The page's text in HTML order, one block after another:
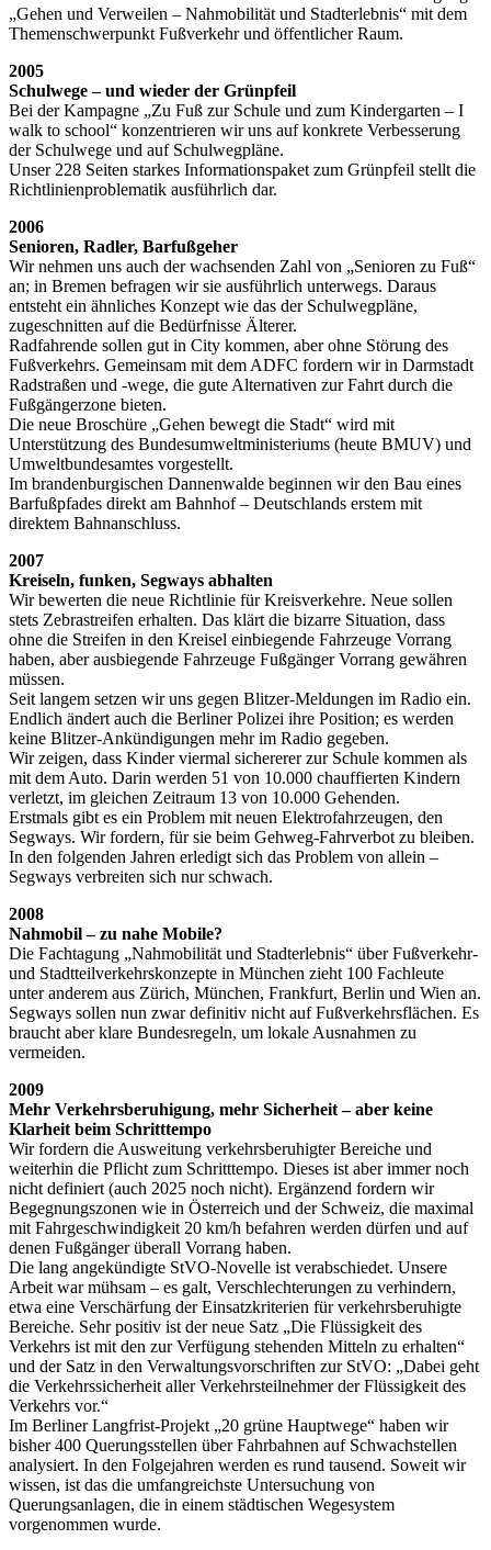
„Gehen und Verweilen – Nahmobilität und Stadterlebnis“ mit dem
Themenschwerpunkt Fußverkehr und öffentlicher Raum.
2005
Schulwege – und wieder der Grünpfeil
Bei der Kampagne „Zu Fuß zur Schule und zum Kindergarten – I
walk to school“ konzentrieren wir uns auf konkrete Verbesserung
der Schulwege und auf Schulwegpläne.
Unser 228 Seiten starkes Informationspaket zum Grünpfeil stellt die
Richtlinienproblematik ausführlich dar.
2006
Senioren, Radler, Barfußgeher
Wir nehmen uns auch der wachsenden Zahl von „Senioren zu Fuß“
an; in Bremen befragen wir sie ausführlich unterwegs. Daraus
entsteht ein ähnliches Konzept wie das der Schulwegpläne,
zugeschnitten auf die Bedürfnisse Älterer.
Radfahrende sollen gut in City kommen, aber ohne Störung des
Fußverkehrs. Gemeinsam mit dem ADFC fordern wir in Darmstadt
Radstraßen und -wege, die gute Alternativen zur Fahrt durch die
Fußgängerzone bieten.
Die neue Broschüre „Gehen bewegt die Stadt“ wird mit
Unterstützung des Bundesumweltministeriums (heute BMUV) und
Umweltbundesamtes vorgestellt.
Im brandenburgischen Dannenwalde beginnen wir den Bau eines
Barfußpfades direkt am Bahnhof – Deutschlands erstem mit
direktem Bahnanschluss.
2007
Kreiseln, funken, Segways abhalten
Wir bewerten die neue Richtlinie für Kreisverkehre. Neue sollen
stets Zebrastreifen erhalten. Das klärt die bizarre Situation, dass
ohne die Streifen in den Kreisel einbiegende Fahrzeuge Vorrang
haben, aber ausbiegende Fahrzeuge Fußgänger Vorrang gewähren
müssen.
Seit langem setzen wir uns gegen Blitzer-Meldungen im Radio ein.
Endlich ändert auch die Berliner Polizei ihre Position; es werden
keine Blitzer-Ankündigungen mehr im Radio gegeben.
Wir zeigen, dass Kinder viermal sichererer zur Schule kommen als
mit dem Auto. Darin werden 51 von 10.000 chauffierten Kindern
verletzt, im gleichen Zeitraum 13 von 10.000 Gehenden.
Erstmals gibt es ein Problem mit neuen Elektrofahrzeugen, den
Segways. Wir fordern, für sie beim Gehweg-Fahrverbot zu bleiben.
In den folgenden Jahren erledigt sich das Problem von allein –
Segways verbreiten sich nur schwach.
2008
Nahmobil – zu nahe Mobile?
Die Fachtagung „Nahmobilität und Stadterlebnis“ über Fußverkehr-
und Stadtteilverkehrskonzepte in München zieht 100 Fachleute
unter anderem aus Zürich, München, Frankfurt, Berlin und Wien an.
Segways sollen nun zwar definitiv nicht auf Fußverkehrsflächen. Es
braucht aber klare Bundesregeln, um lokale Ausnahmen zu
vermeiden.
2009
Mehr Verkehrsberuhigung, mehr Sicherheit – aber keine
Klarheit beim Schritttempo
Wir fordern die Ausweitung verkehrsberuhigter Bereiche und
weiterhin die Pflicht zum Schritttempo. Dieses ist aber immer noch
nicht definiert (auch 2025 noch nicht). Ergänzend fordern wir
Begegnungszonen wie in Österreich und der Schweiz, die maximal
mit Fahrgeschwindigkeit 20 km/h befahren werden dürfen und auf
denen Fußgänger überall Vorrang haben.
Die lang angekündigte StVO-Novelle ist verabschiedet. Unsere
Arbeit war mühsam – es galt, Verschlechterungen zu verhindern,
etwa eine Verschärfung der Einsatzkriterien für verkehrsberuhigte
Bereiche. Sehr positiv ist der neue Satz „Die Flüssigkeit des
Verkehrs ist mit den zur Verfügung stehenden Mitteln zu erhalten“
und der Satz in den Verwaltungsvorschriften zur StVO: „Dabei geht
die Verkehrssicherheit aller Verkehrsteilnehmer der Flüssigkeit des
Verkehrs vor.“
Im Berliner Langfrist-Projekt „20 grüne Hauptwege“ haben wir
bisher 400 Querungsstellen über Fahrbahnen auf Schwachstellen
analysiert. In den Folgejahren werden es rund tausend. Soweit wir
wissen, ist das die umfangreichste Untersuchung von
Querungsanlagen, die in einem städtischen Wegesystem
vorgenommen wurde.